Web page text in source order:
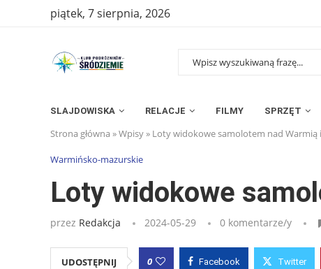
piątek, 7 sierpnia, 2026
SLAJDOWISKA RELACJE FILMY SPRZĘT
Strona główna »Wpisy» Loty widokowe samolotem nad Warmią
Warmińsko-mazurskie
Loty widokowe
przez Redakcja 2024-05-29 0 komentarze/y
UDOSTĘPNIJ 0 Facebook Twitter